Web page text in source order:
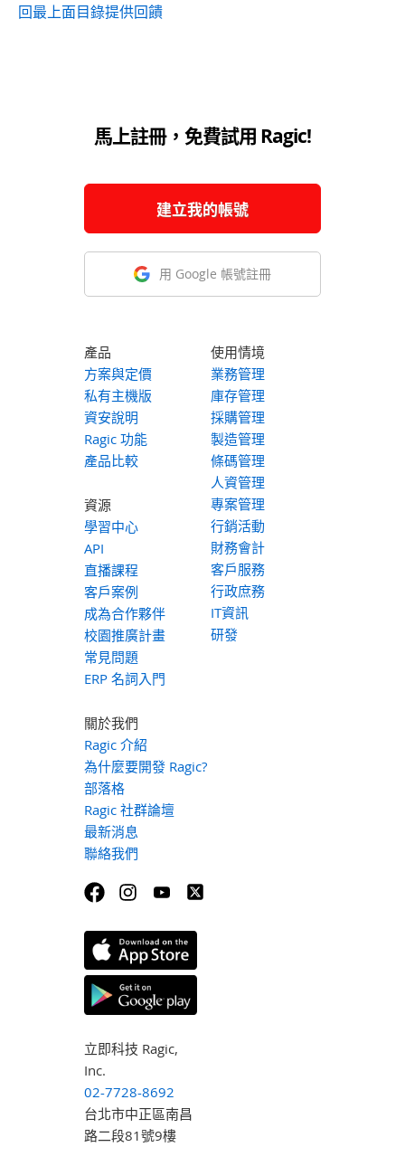
回最上面目錄提供回饋
馬上註冊，免費試用 Ragic!
建立我的帳號
用 Google 帳號註冊
產品
方案與定價
私有主機版
資安說明
Ragic 功能
產品比較
資源
學習中心
API
直播課程
客戶案例
成為合作夥伴
校園推廣計畫
常見問題
ERP 名詞入門
使用情境
業務管理
庫存管理
採購管理
製造管理
條碼管理
人資管理
專案管理
行銷活動
財務會計
客戶服務
行政庶務
IT資訊
研發
關於我們
Ragic 介紹
為什麼要開發 Ragic?
部落格
Ragic 社群論壇
最新消息
聯絡我們
立即科技 Ragic,
Inc.
02-7728-8692
台北市中正區南昌
路二段81號9樓